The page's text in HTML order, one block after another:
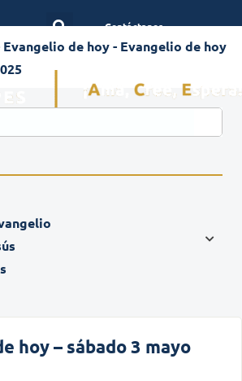
Contáctanos
Evangelio de hoy- Evangelio de hoy
hoy – sábado 3 mayo